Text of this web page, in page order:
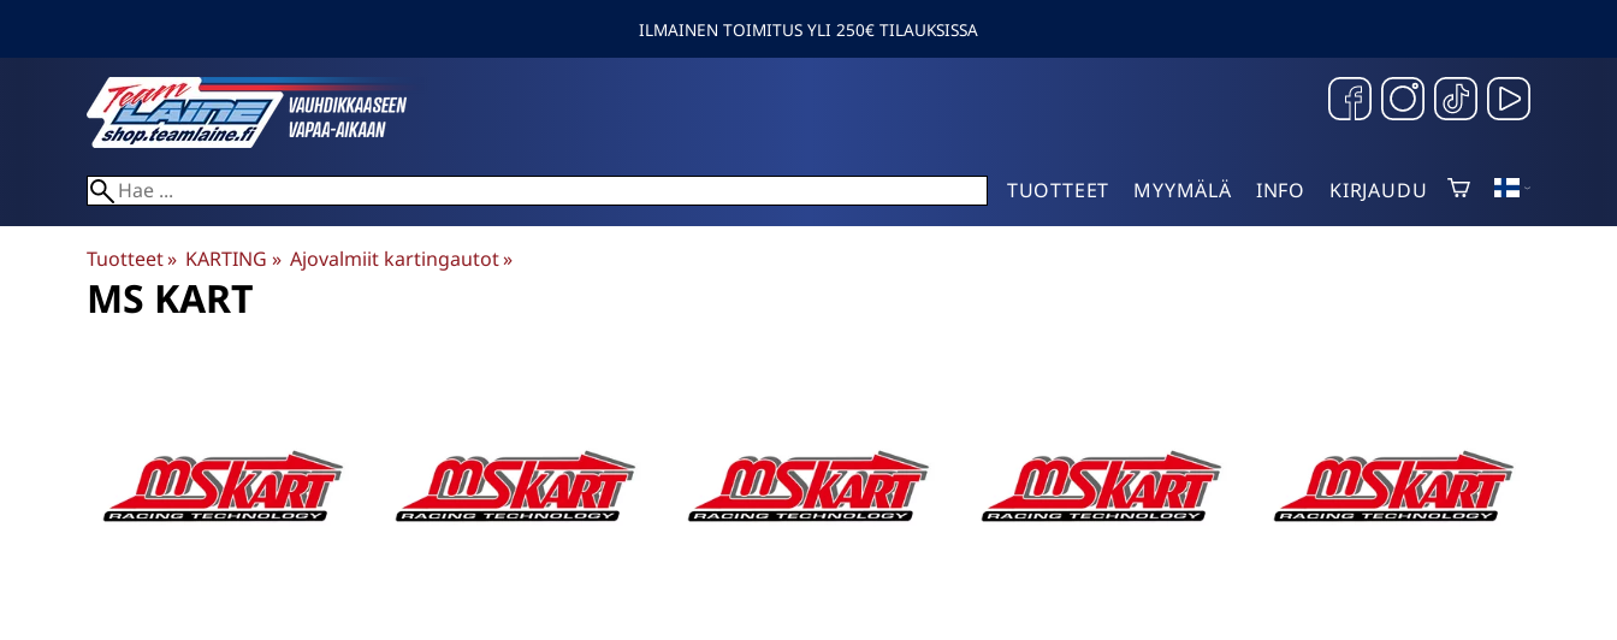
ILMAINEN TOIMITUS YLI 250€ TILAUKSISSA
TUOTTEET MYYMÄLÄ INFO KIRJAUDU
Tuotteet‪» KARTING ‪» Ajovalmiit kartingautot‪»
MS KART